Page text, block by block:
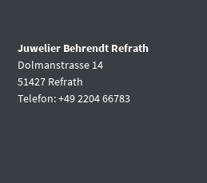
Juwelier Behrendt Refrath
Dolmanstrasse 14
51427 Refrath
Telefon: +49 2204 66783